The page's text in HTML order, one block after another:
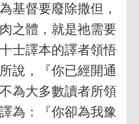
基督要廢除撒但，
之體，就是祂需要
士譯本的譯者領悟
說，『你已經開通
為大多數讀者所領
為：『你卻為我豫